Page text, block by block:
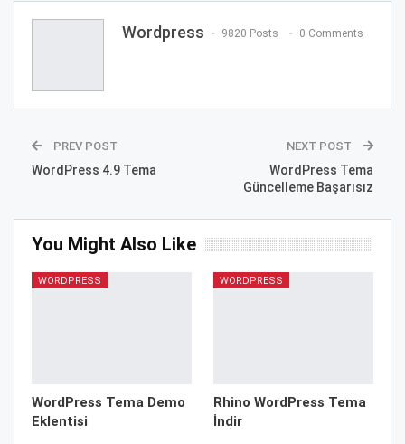
Wordpress 9820 Posts 0 Comments
PREV POST
WordPress 4.9 Tema
NEXT POST
WordPress Tema
Güncelleme Başarısız
You Might Also Like
WORDPRESS
WordPress Tema Demo
Eklentisi
WORDPRESS
Rhino WordPress Tema
İndir